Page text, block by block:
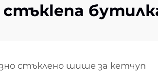
стъклено шише за кетчуп